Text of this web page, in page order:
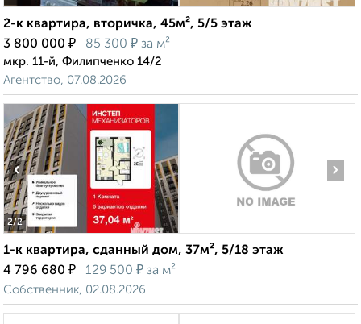
2-к квартира, вторичка, 45м², 5/5 этаж
3 800 000 ₽ 85 300 ₽ за м²
мкр. 11-й, Филипченко 14/2
Агентство, 07.08.2026
2/2
‹ ›
1-к квартира, сданный дом, 37м², 5/18 этаж
4 796 680 ₽ 129 500 ₽ за м²
Собственник, 02.08.2026